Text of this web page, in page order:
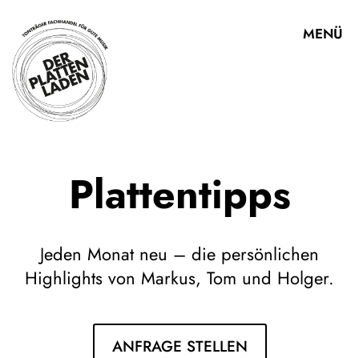
MENÜ
H
L
Plattentipps
Jeden Monat neu – die persönlichen
Highlights von Markus, Tom und Holger.
ANFRAGE STELLEN